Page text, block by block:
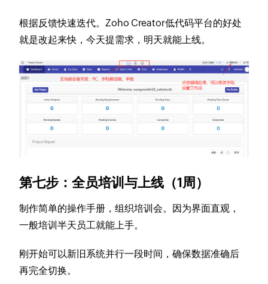
根据反馈快速迭代。Zoho Creator低代码平台的好处
就是改起来快，今天提需求，明天就能上线。
第七步：全员培训与上线（1周）
制作简单的操作手册，组织培训会。因为界面直观，
一般培训半天员工就能上手。
刚开始可以新旧系统并行一段时间，确保数据准确后
再完全切换。